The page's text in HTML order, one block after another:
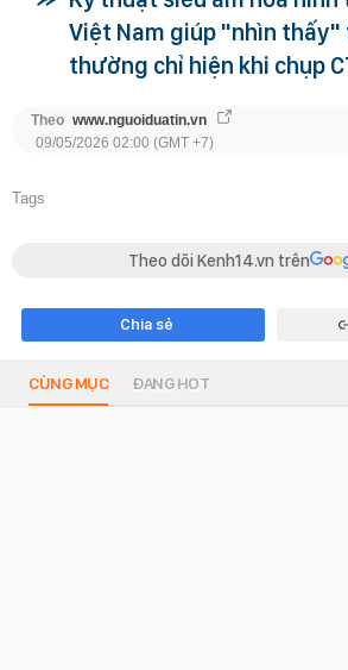
Việt Nam giúp "nhìn
thường chỉ hiện khi chụp
Theo www.nguoiduatin.vn
09/05/2026 02:00 (GMT +7)
Tags
Theo dõi Kenh14.vn trên
Chia sẻ
CÙNG MỤC ĐANG HOT